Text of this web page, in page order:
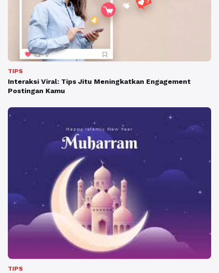
TIPS
Interaksi Viral: Tips Jitu Meningkatkan Engagement
Postingan Kamu
TIPS